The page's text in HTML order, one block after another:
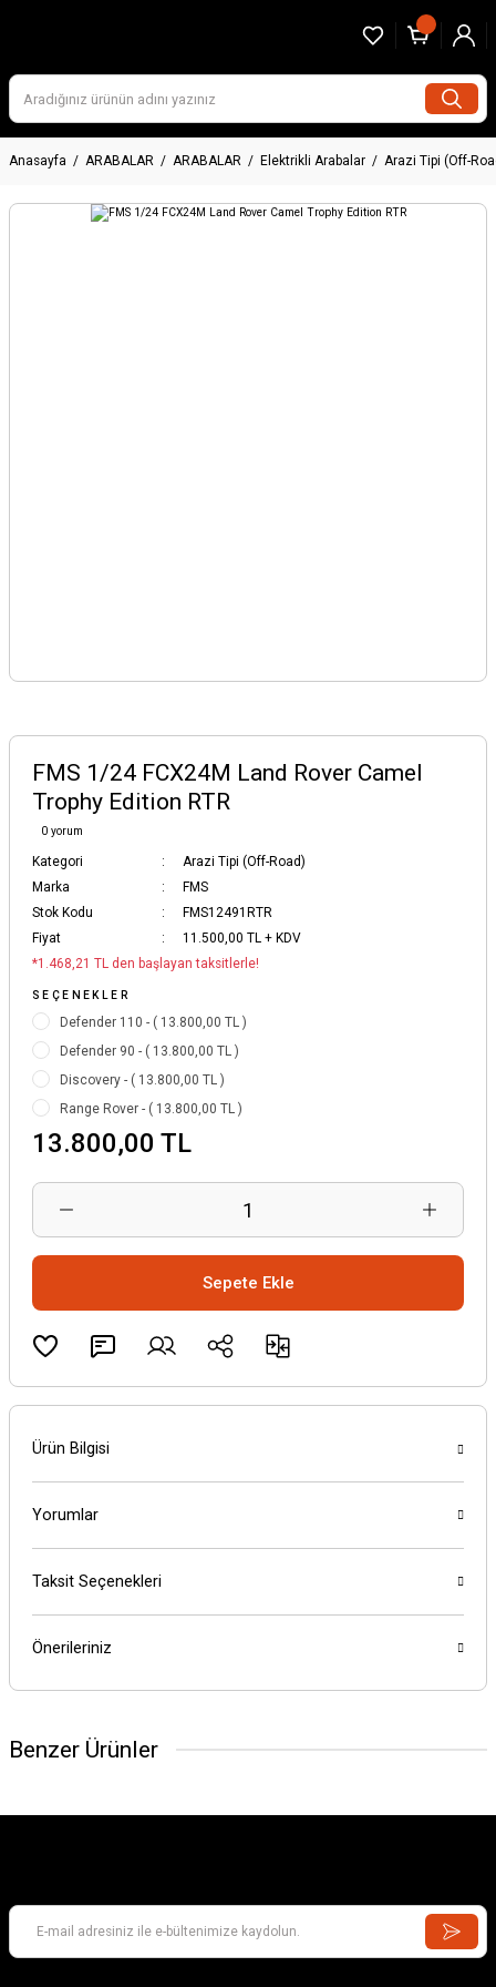
Anasayfa ARABALAR ARABALAR Elektrikli Arabalar Arazi Tipi (Off-
FMS 1/24 FCX24M Land Rover Camel
Trophy Edition RTR
0 yorum
Kategori
Arazi Tipi (Off-Road)
Marka
FMS
Stok Kodu
FMS12491RTR
Fiyat
11.500,00 TL + KDV
*1.468,21 TL den başlayan taksitlerle!
SEÇENEKLER
Defender 110 - ( 13.800,00 TL )
Defender 90 - ( 13.800,00 TL )
Discovery - ( 13.800,00 TL )
Range Rover - ( 13.800,00 TL )
13.800,00 TL
Sepete Ekle
Ürün Bilgisi
Yorumlar
Taksit Seçenekleri
Önerileriniz
Benzer Ürünler